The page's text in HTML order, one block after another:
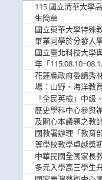
115 國立清華大學
生簡章
國立東華大學特殊
畢業同學於分發入
國立臺北科技大學
年「
歡迎學生踴躍報名
花蓮縣政府委請秀
場：山野、海洋教
參加
「全民英檢」中級
歷史學科中心參與
及關心本議題之教
國教署辦理「教育
等學校教學卓越獎
中華民國全國家長
多元入學高三學生